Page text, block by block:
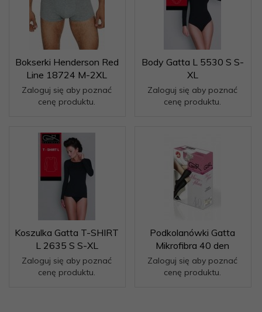
Bokserki Henderson Red
Line 18724 M-2XL
Zaloguj się aby poznać
cenę produktu.
Body Gatta L 5530 S S-
XL
Zaloguj się aby poznać
cenę produktu.
Koszulka Gatta T-SHIRT
L 2635 S S-XL
Zaloguj się aby poznać
cenę produktu.
Podkolanówki Gatta
Mikrofibra 40 den
Zaloguj się aby poznać
cenę produktu.